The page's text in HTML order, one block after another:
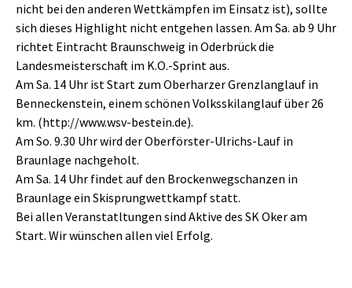
nicht bei den anderen Wettkämpfen im Einsatz ist), sollte
sich dieses Highlight nicht entgehen lassen. Am Sa. ab 9 Uhr
richtet Eintracht Braunschweig in Oderbrück die
Landesmeisterschaft im K.O.-Sprint aus.
Am Sa. 14 Uhr ist Start zum Oberharzer Grenzlanglauf in
Benneckenstein, einem schönen Volksskilanglauf über 26
km. (http://www.wsv-bestein.de).
Am So. 9.30 Uhr wird der Oberförster-Ulrichs-Lauf in
Braunlage nachgeholt.
Am Sa. 14 Uhr findet auf den Brockenwegschanzen in
Braunlage ein Skisprungwettkampf statt.
Bei allen Veranstatltungen sind Aktive des SK Oker am
Start. Wir wünschen allen viel Erfolg.